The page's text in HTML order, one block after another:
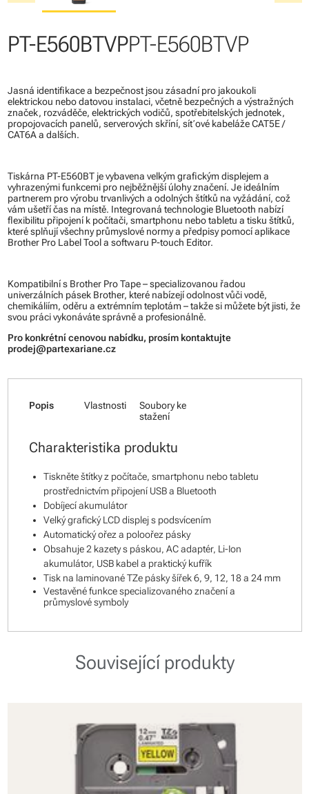
PT-E560BTVPPT-E560BTVP
Jasná identifikace a bezpečnost jsou zásadní pro jakoukoli
elektrickou nebo datovou instalaci, včetně bezpečných a výstražných
značek, rozváděče, elektrických vodičů, spotřebitelských jednotek,
propojovacích panelů, serverových skříní, síťové kabeláže CAT5E /
CAT6A a dalších.
Tiskárna PT-E560BT je vybavena velkým grafickým displejem a
vyhrazenými funkcemi pro nejběžnější úlohy značení. Je ideálním
partnerem pro výrobu trvanlivých a odolných štítků na vyžádání, což
vám ušetří čas na místě. Integrovaná technologie Bluetooth nabízí
flexibilitu připojení k počítači, smartphonu nebo tabletu a tisku štítků,
které splňují všechny průmyslové normy a předpisy pomocí aplikace
Brother Pro Label Tool a softwaru P-touch Editor.
Kompatibilní s Brother Pro Tape – specializovanou řadou
univerzálních pásek Brother, které nabízejí odolnost vůči vodě,
chemikáliím, oděru a extrémním teplotám – takže si můžete být jisti, že
svou práci vykonáváte správně a profesionálně.
Pro konkrétní cenovou nabídku, prosím kontaktujte
prodej@partexariane.cz
Popis Vlastnosti
Soubory ke
stažení
Charakteristika produktu
Tiskněte štítky z počítače, smartphonu nebo tabletu
prostřednictvím připojení USB a Bluetooth
Dobíjecí akumulátor
Velký grafický LCD displej s podsvícením
Automatický ořez a poloořez pásky
Obsahuje 2 kazety s páskou, AC adaptér, Li-Ion
akumulátor, USB kabel a praktický kufřík
Tisk na laminované TZe pásky šířek 6, 9, 12, 18 a 24 mm
Vestavěné funkce specializovaného značení a
průmyslové symboly
Související produkty